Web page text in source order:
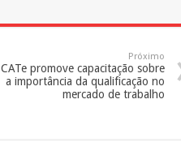
Próximo
CATe promove capacitação sobre
a importância da qualificação no
mercado de trabalho